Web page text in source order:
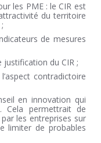
les PME : le CIR est
du territoire
de mesures
du CIR ;
contradictoire
en innovation qui
Cela permettrait de
les entreprises sur
limiter de probables